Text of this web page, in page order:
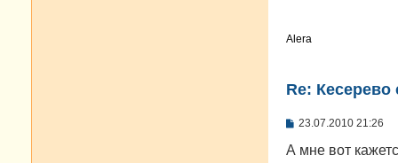
и
е
Alera
Re:
С
о
23.07.2010 21:26
А мне вот